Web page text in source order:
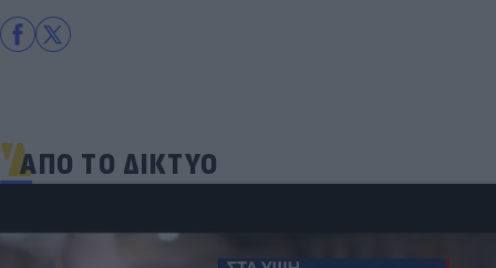
ΑΠΟ ΤΟ ΔΙΚΤΥΟ